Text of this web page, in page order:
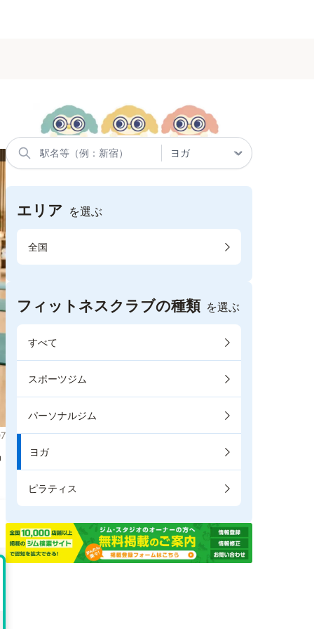
エリア を選ぶ
全国
フィットネスクラブの種類 を選ぶ
すべて
スポーツジム
パーソナルジム
ヨガ
ピラティス